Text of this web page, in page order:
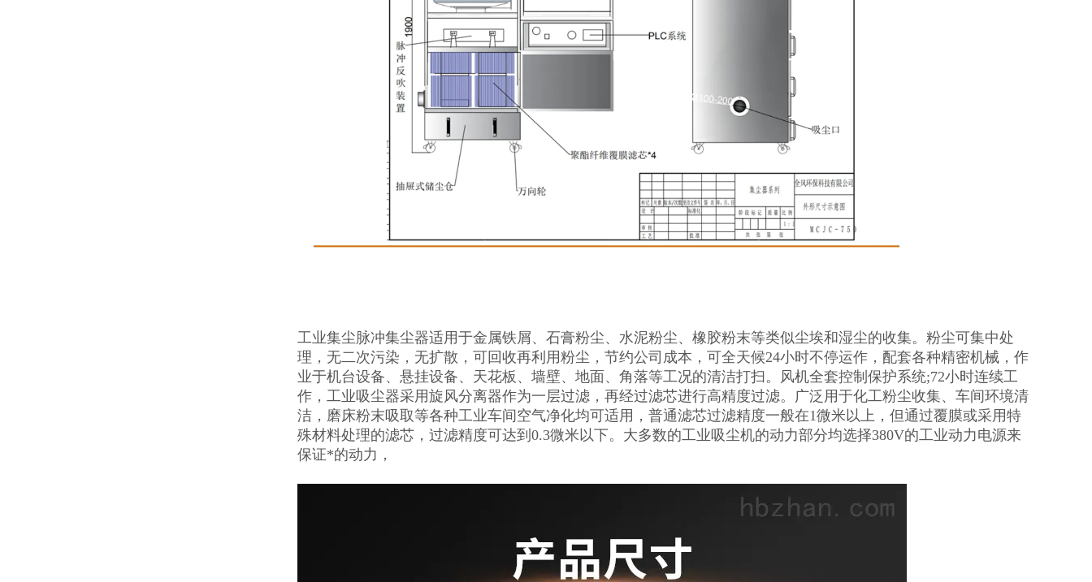
工业集尘脉冲集尘器适用于金属铁屑、石膏粉尘、水泥粉尘、橡胶粉末等类似尘埃和湿尘的收集。粉尘可集中处
理，无二次污染，无扩散，可回收再利用粉尘，节约公司成本，可全天候24小时不停运作，配套各种精密机械，作
业于机台设备、悬挂设备、天花板、墙壁、地面、角落等工况的清洁打扫。风机全套控制保护系统;72小时连续工
作，工业吸尘器采用旋风分离器作为一层过滤，再经过滤芯进行高精度过滤。广泛用于化工粉尘收集、车间环境清
洁，磨床粉末吸取等各种工业车间空气净化均可适用，普通滤芯过滤精度一般在1微米以上，但通过覆膜或采用特
殊材料处理的滤芯，过滤精度可达到0.3微米以下。大多数的工业吸尘机的动力部分均选择380V的工业动力电源来
保证*的动力，